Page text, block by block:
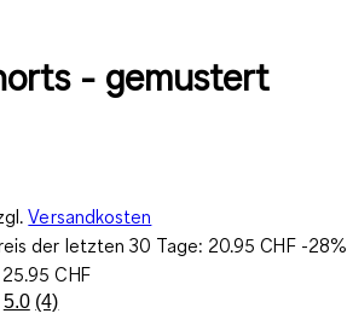
- gemustert
Versandkosten
der letzten 30 Tage: 20.95 CHF-28%
25.95 CHF
5.0 4
(4)